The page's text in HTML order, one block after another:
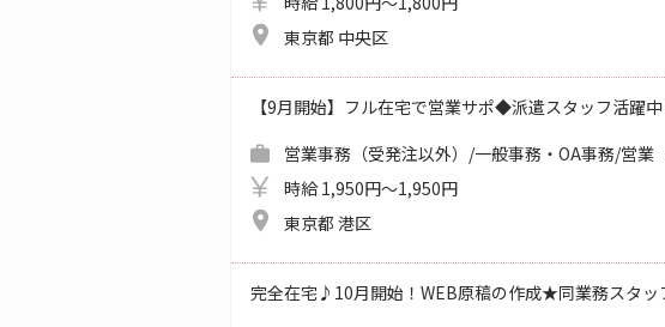
東京都 中央区
【9月開始】フル在宅で営業サポ◆派遣スタッフ活躍
営業事務（受発注以外）/一般事務・OA事務/営業
時給 1,950円～1,950円
東京都 港区
完全在宅♪10月開始！WEB原稿の作成★同業務スタッ